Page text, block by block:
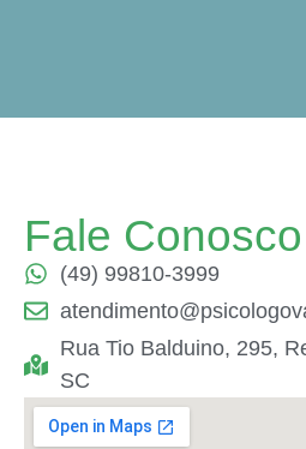
Fale Conosco
(49) 99810-3999
Rua Tio Balduino, 295,
SC